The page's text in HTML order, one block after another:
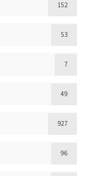
152
53
7
49
927
96